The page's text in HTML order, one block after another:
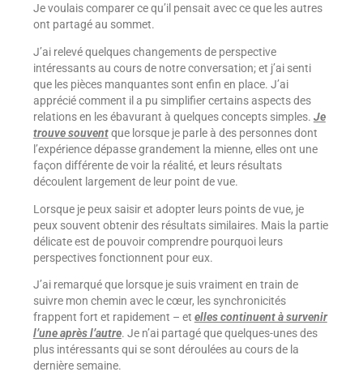
Je voulais comparer ce qu’il pensait avec ce que les autres
ont partagé au sommet.
J’ai relevé quelques changements de perspective
intéressants au cours de notre conversation; et j’ai senti
que les pièces manquantes sont enfin en place. J’ai
apprécié comment il a pu simplifier certains aspects des
relations en les ébavurant à quelques concepts simples. Je
trouve souventque lorsque je parle à des personnes dont
l’expérience dépasse grandement la mienne, elles ont une
façon différente de voir la réalité, et leurs résultats
découlent largement de leur point de vue.
Lorsque je peux saisir et adopter leurs points de vue, je
peux souvent obtenir des résultats similaires. Mais la partie
délicate est de pouvoir comprendre pourquoi leurs
perspectives fonctionnent pour eux.
J’ai remarqué que lorsque je suis vraiment en train de
suivre mon chemin avec le cœur, les synchronicités
frappent fort et rapidement – et elles continuent à survenir
l’une après l’autre. Je n’ai partagé que quelques-unes des
plus intéressants qui se sont déroulées au cours de la
dernière semaine.